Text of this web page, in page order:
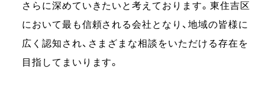
さらに深めていきたいと考えております。東住吉区
において最も信頼される会社となり、地域の皆様に
広く認知され、さまざまな相談をいただける存在を
目指してまいります。